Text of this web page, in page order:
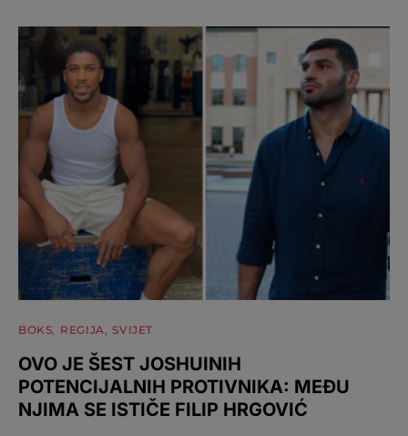
BOKS REGIJA SVIJET
OVO JE ŠEST JOSHUINIH
POTENCIJALNIH PROTIVNIKA: MEĐU
NJIMA SE ISTIČE FILIP HRGOVIĆ